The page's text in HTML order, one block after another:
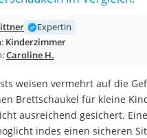
Expertin
Kinderzimmer
Caroline H.
weisen vermehrt auf die
Brettschaukel für kleine
ausreichend gesichert. Eine
indes einen sicheren